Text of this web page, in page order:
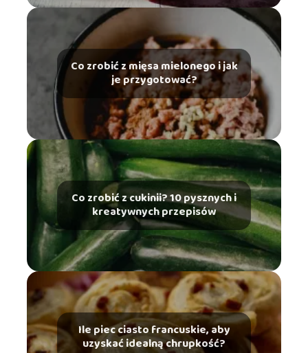
Co zrobić z mięsa mielonego i jak
je przygotować?
Co zrobić z cukinii? 10 pysznych i
kreatywnych przepisów
Ile piec ciasto francuskie, aby
uzyskać idealną chrupkość?